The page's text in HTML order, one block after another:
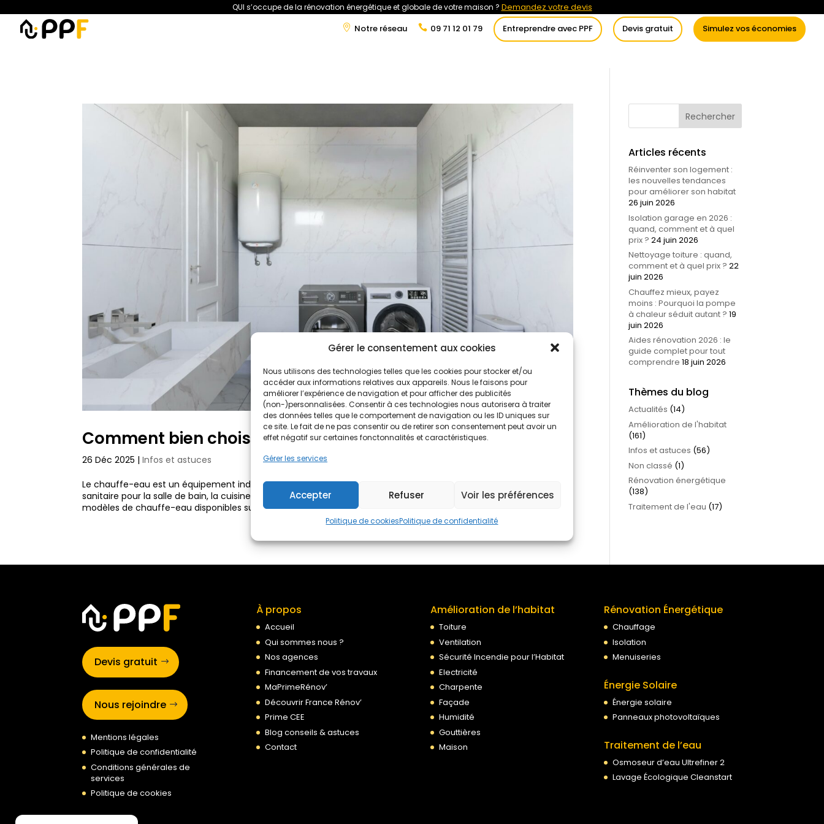
Gérer le consentement aux cookies
Nous utilisons des technologies telles que les cookies pour stocker et/ou
accéder aux informations relatives aux appareils. Nous le faisons pour
améliorer l’expérience de navigation et pour afficher des publicités
(non-)personnalisées. Consentir à ces technologies nous autorisera à traiter
des données telles que le comportement de navigation ou les ID uniques sur
ce site. Le fait de ne pas consentir ou de retirer son consentement peut avoir un
effet négatif sur certaines fonctonnalités et caractéristiques.
Gérer les services
Accepter Refuser Voir les préférences
Politique de cookiesPolitique de confidentialité
QUI s’occupe de la rénovation énergétique et globale de votre maison ? Demandez votre devis
Notre réseau
09 71 12 01 79 Entreprendre avec PPF Devis gratuit Simulez vos économies
Rénovation Énergétique Énergies Renouvelables Traitement de l’eau Conseils
Comment bien choisir son chauffe-eau ?
26 Déc 2025 |Infos et astuces
Le chauffe-eau est un équipement indispensable dans un logement. Il assure la production d’eau chaude
sanitaire pour la salle de bain, la cuisine, l’évier et l’ensemble des usages quotidiens. Face à la diversité des
modèles de chauffe-eau disponibles sur le marché, il...
Articles récents
Réinventer son logement :
les nouvelles tendances
pour améliorer son habitat
26 juin 2026
Isolation garage en 2026 :
quand, comment et à quel
prix ? 24 juin 2026
Nettoyage toiture : quand,
comment et à quel prix ? 22
juin 2026
Chauffez mieux, payez
moins : Pourquoi la pompe
à chaleur séduit autant ? 19
juin 2026
Aides rénovation 2026 : le
guide complet pour tout
comprendre 18 juin 2026
Thèmes du blog
Actualités (14)
Amélioration de l'habitat
(161)
Infos et astuces (56)
Non classé (1)
Rénovation énergétique
(138)
Traitement de l'eau (17)
Devis gratuit
Nous rejoindre
Mentions légales
Politique de confidentialité
Conditions générales de
services
Politique de cookies
À propos
Accueil
Qui sommes nous ?
Nos agences
Financement de vos travaux
MaPrimeRénov’
Découvrir France Rénov’
Prime CEE
Blog conseils & astuces
Contact
Amélioration de l’habitat
Toiture
Ventilation
Sécurité Incendie pour l’Habitat
Electricité
Charpente
Façade
Humidité
Gouttières
Maison
Rénovation Énergétique
Chauffage
Isolation
Menuiseries
Énergie Solaire
Énergie solaire
Panneaux photovoltaïques
Traitement de l’eau
Osmoseur d’eau Ultrefiner 2
Lavage Écologique Cleanstart